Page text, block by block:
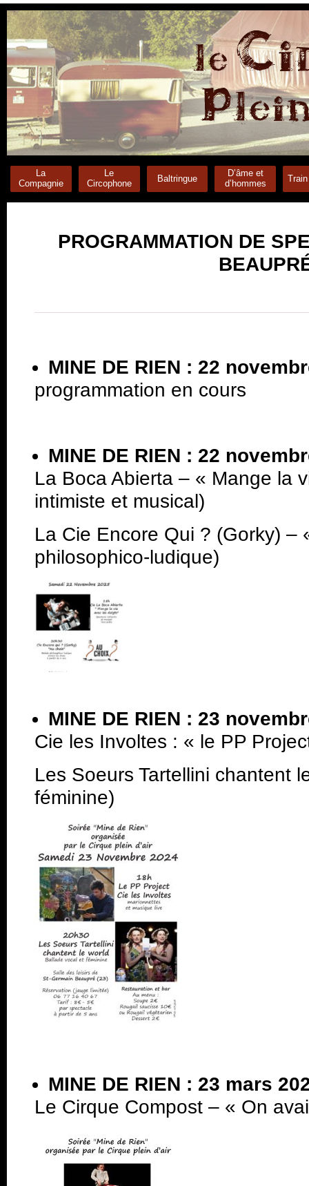
La
Compagnie
Le
Circophone
Baltringue
D’âme et
d’hommes
PROGRAMMATION DE
MINE DE RIEN : 22
programmation en cours
MINE DE RIEN : 22
La Boca Abierta – « Mange la
intimiste et musical)
La Cie Encore Qui ? (Gorky) –
philosophico-ludique)
MINE DE RIEN : 23
Cie les Involtes : « le PP
Les Soeurs Tartellini chantent
féminine)
MINE DE RIEN : 23 mars
Le Cirque Compost – « On